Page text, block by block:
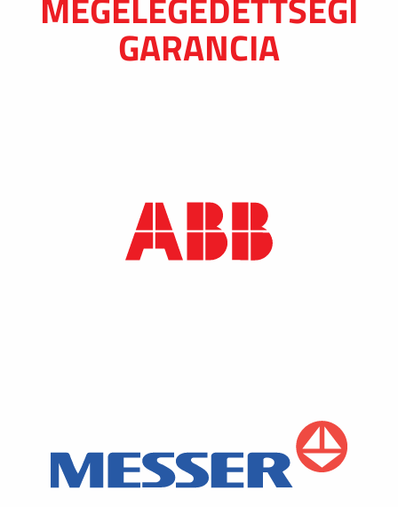
GARANCIA